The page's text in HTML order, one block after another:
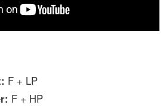
F + LP
F + HP